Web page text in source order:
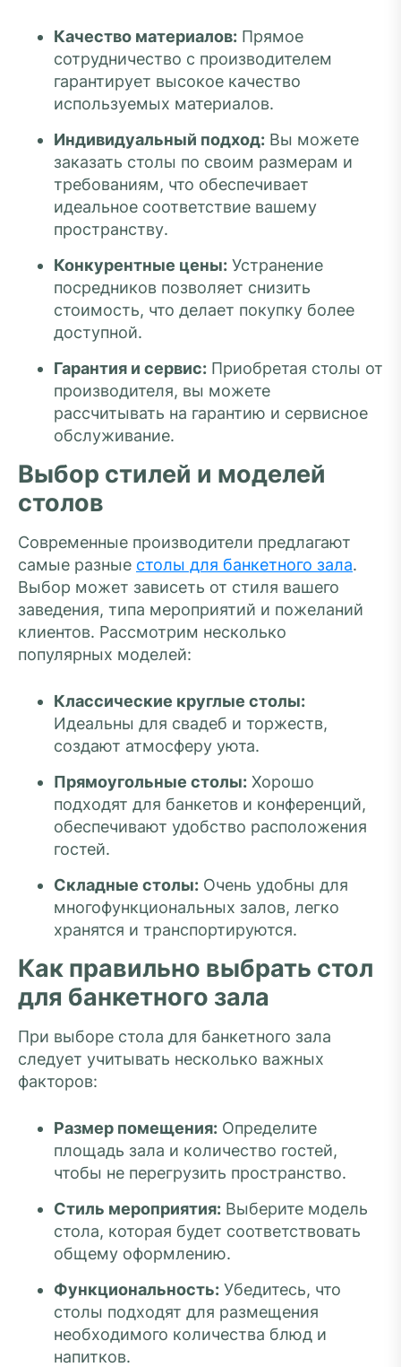
Качество материалов: Прямое
сотрудничество с производителем
гарантирует высокое качество
используемых материалов.
Индивидуальный подход: Вы можете
заказать столы по своим размерам и
требованиям, что обеспечивает
идеальное соответствие вашему
пространству.
Конкурентные цены: Устранение
посредников позволяет снизить
стоимость, что делает покупку более
доступной.
Гарантия и сервис: Приобретая столы от
производителя, вы можете
рассчитывать на гарантию и сервисное
обслуживание.
Выбор стилей и моделей
столов
Современные производители предлагают
самые разные столы для банкетного зала.
Выбор может зависеть от стиля вашего
заведения, типа мероприятий и пожеланий
клиентов. Рассмотрим несколько
популярных моделей:
Классические круглые столы:
Идеальны для свадеб и торжеств,
создают атмосферу уюта.
Прямоугольные столы: Хорошо
подходят для банкетов и конференций,
обеспечивают удобство расположения
гостей.
Складные столы: Очень удобны для
многофункциональных залов, легко
хранятся и транспортируются.
Как правильно выбрать стол
для банкетного зала
При выборе стола для банкетного зала
следует учитывать несколько важных
факторов:
Размер помещения: Определите
площадь зала и количество гостей,
чтобы не перегрузить пространство.
Стиль мероприятия: Выберите модель
стола, которая будет соответствовать
общему оформлению.
Функциональность: Убедитесь, что
столы подходят для размещения
необходимого количества блюд и
напитков.